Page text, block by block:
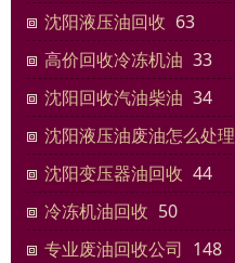
沈阳液压油回收 63
高价回收冷冻机油 33
沈阳回收汽油柴油 34
沈阳液压油废油怎么处理
沈阳变压器油回收 44
冷冻机油回收 50
专业废油回收公司 148